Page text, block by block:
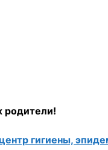
родители!
гигиены,